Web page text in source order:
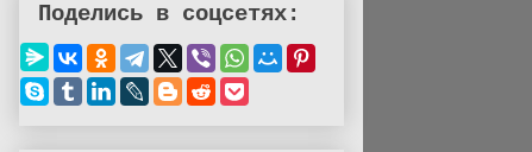
Поделись в соцсетях: